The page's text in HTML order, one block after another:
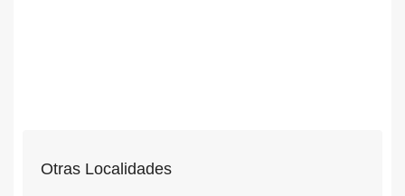
Otras Localidades